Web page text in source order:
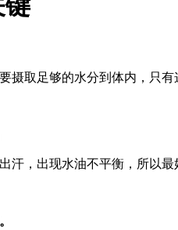
键
摄取足够的水分到体内，只
汗，出现水油不平衡，所以